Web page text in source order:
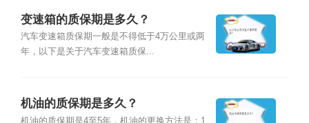
变速箱的质保期是多久？
汽车变速箱质保期一般是不得低于4万公里或两
年，以下是关于汽车变速箱质保...
机油的质保期是多久？
机油的质保期是4至5年，机油的更换方法是：1、